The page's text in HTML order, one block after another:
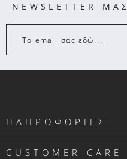
NEWSLETTER ΜΑΣ
Το email σας εδώ...
ΠΛΗΡΟΦΟΡΙΕΣ
CUSTOMER CARE